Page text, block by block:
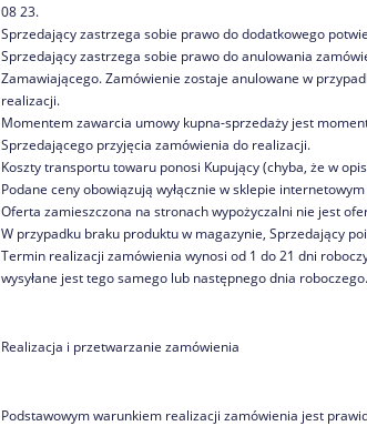
08 23.
Sprzedający zastrzega sobie prawo do dodatkowego
Sprzedający zastrzega sobie prawo do anulowania
Zamawiającego. Zamówienie zostaje anulowane w
realizacji.
Momentem zawarcia umowy kupna-sprzedaży jest
Sprzedającego przyjęcia zamówienia do realizacji.
Koszty transportu towaru ponosi Kupujący (chyba, że w
Podane ceny obowiązują wyłącznie w sklepie
Oferta zamieszczona na stronach wypożyczalni nie jest
W przypadku braku produktu w magazynie, Sprzedający
Termin realizacji zamówienia wynosi od 1 do 21 dni
wysyłane jest tego samego lub następnego dnia
Realizacja i przetwarzanie zamówienia
Podstawowym warunkiem realizacji zamówienia jest